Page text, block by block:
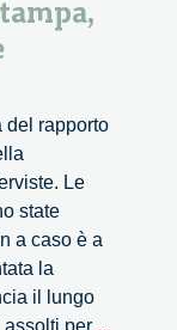
del rapporto
Le
state
a caso è a
la
il lungo